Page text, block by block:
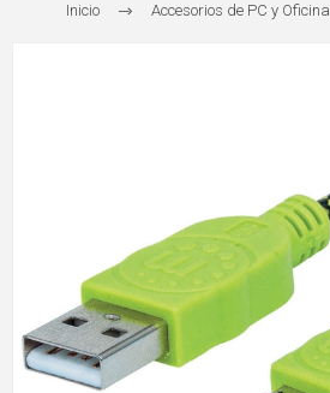
Inicio Accesorios de PC y Oficina